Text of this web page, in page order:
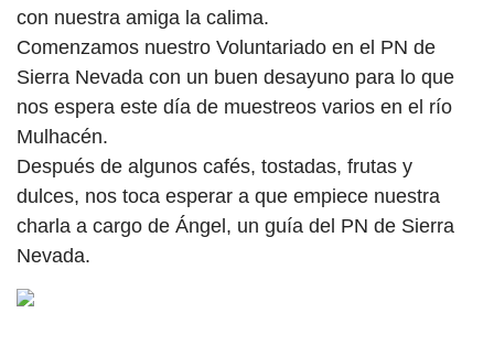
con nuestra amiga la calima.
Comenzamos nuestro Voluntariado en el PN de
Sierra Nevada con un buen desayuno para lo que
nos espera este día de muestreos varios en el río
Mulhacén.
Después de algunos cafés, tostadas, frutas y
dulces, nos toca esperar a que empiece nuestra
charla a cargo de Ángel, un guía del PN de Sierra
Nevada.